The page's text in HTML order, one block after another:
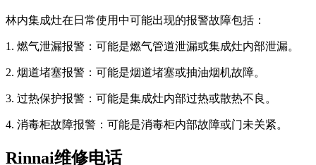
林内集成灶在日常使用中可能出现的报警故障包括：
1. 燃气泄漏报警：可能是燃气管道泄漏或集成灶内部泄漏。
2. 烟道堵塞报警：可能是烟道堵塞或抽油烟机故障。
3. 过热保护报警：可能是集成灶内部过热或散热不良。
4. 消毒柜故障报警：可能是消毒柜内部故障或门未关紧。
Rinnai维修电话